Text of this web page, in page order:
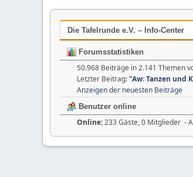
Die Tafelrunde e.V. – Info-Center
Forumsstatistiken
50.968 Beiträge in 2.141 Themen
Letzter Beitrag:"Aw: Tanzen und
Anzeigen der neuesten Beiträge
Benutzer online
Online:233 Gäste, 0 Mitglieder -